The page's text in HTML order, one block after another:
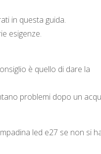
in questa guida.
esigenze.
è quello di dare la
problemi dopo un
led e27 se non si